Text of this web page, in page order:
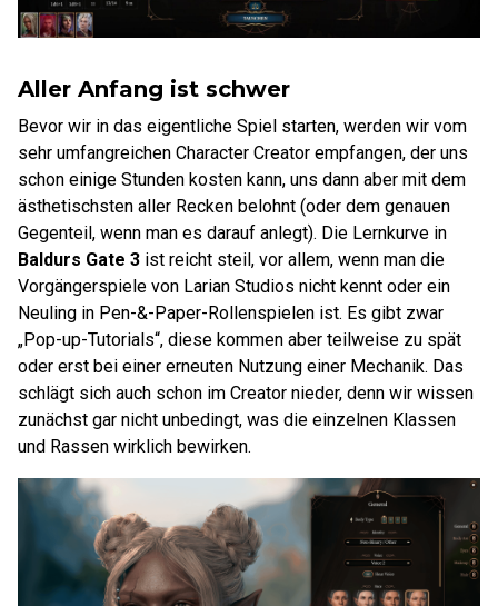
Aller Anfang ist schwer
Bevor wir in das eigentliche Spiel starten, werden wir vom
sehr umfangreichen Character Creator empfangen, der uns
schon einige Stunden kosten kann, uns dann aber mit dem
ästhetischsten aller Recken belohnt (oder dem genauen
Gegenteil, wenn man es darauf anlegt). Die Lernkurve in
Baldurs Gate 3 ist reicht steil, vor allem, wenn man die
Vorgängerspiele von Larian Studios nicht kennt oder ein
Neuling in Pen-&-Paper-Rollenspielen ist. Es gibt zwar
„Pop-up-Tutorials“, diese kommen aber teilweise zu spät
oder erst bei einer erneuten Nutzung einer Mechanik. Das
schlägt sich auch schon im Creator nieder, denn wir wissen
zunächst gar nicht unbedingt, was die einzelnen Klassen
und Rassen wirklich bewirken.